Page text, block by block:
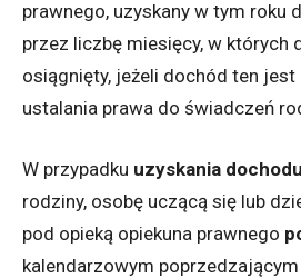
prawnego, uzyskany w tym roku
przez liczbę miesięcy, w których
osiągnięty, jeżeli dochód ten jest
ustalania prawa do świadczeń
W przypadku uzyskania dochodu
rodziny, osobę uczącą się lub
pod opieką opiekuna prawnego
kalendarzowym